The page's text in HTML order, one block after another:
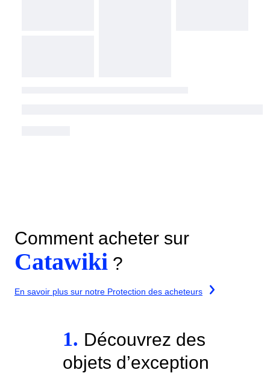
Comment acheter sur
Catawiki ?
En savoir plus sur notre Protection des acheteurs
1. Découvrez des
objets d’exception